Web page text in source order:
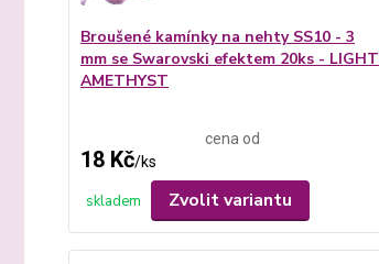
Broušené kamínky na nehty SS10 - 3
mm se Swarovski efektem 20ks - LIGHT
AMETHYST
cena od
18 Kč/ks
skladem Zvolit variantu